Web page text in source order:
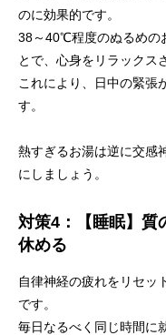
のに効果的です。
38～40℃程度のぬるめの
とで、心身をリラックス
これにより、日中の緊張
す。
熱すぎるお湯は逆に交感
にしましょう。
対策4：【睡眠】質
休める
自律神経の疲れをリセッ
です。
毎日なるべく同じ時間に